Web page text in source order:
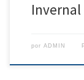
por ADMIN